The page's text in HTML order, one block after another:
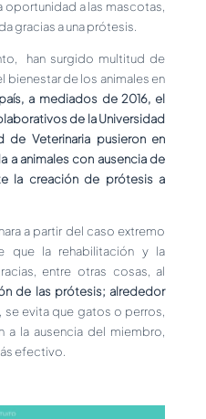
oportunidad a las mascotas,
gracias a una prótesis.
han surgido multitud de
bienestar de los animales en
a mediados de 2016, el
de la Universidad
de Veterinaria pusieron en
a animales con ausencia de
la creación de prótesis a
a partir del caso extremo
que la rehabilitación y la
entre otras cosas, al
de las prótesis; alrededor
se evita que gatos o perros,
a la ausencia del miembro,
efectivo.